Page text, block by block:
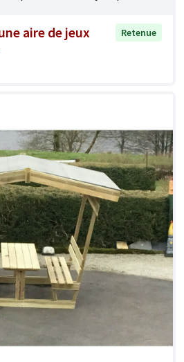
aire de jeux
Retenue